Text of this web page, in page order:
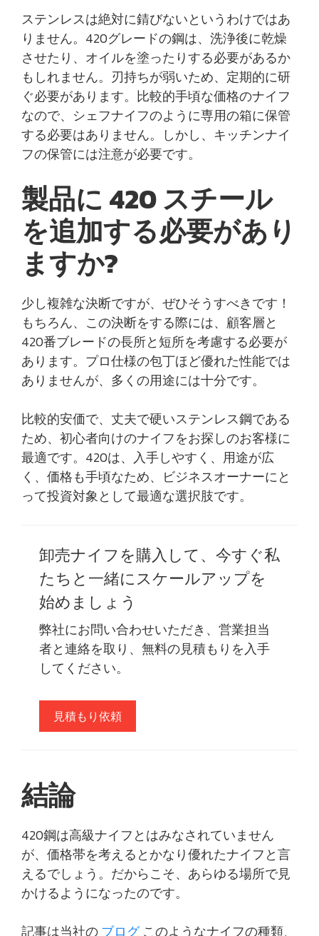
ステンレスは絶対に錆びないというわけではあ
りません。420グレードの鋼は、洗浄後に乾燥
させたり、オイルを塗ったりする必要があるか
もしれません。刃持ちが弱いため、定期的に研
ぐ必要があります。比較的手頃な価格のナイフ
なので、シェフナイフのように専用の箱に保管
する必要はありません。しかし、キッチンナイ
フの保管には注意が必要です。
製品に 420 スチール
を追加する必要があり
ますか?
少し複雑な決断ですが、ぜひそうすべきです！
もちろん、この決断をする際には、顧客層と
420番ブレードの長所と短所を考慮する必要が
あります。プロ仕様の包丁ほど優れた性能では
ありませんが、多くの用途には十分です。
比較的安価で、丈夫で硬いステンレス鋼である
ため、初心者向けのナイフをお探しのお客様に
最適です。420は、入手しやすく、用途が広
く、価格も手頃なため、ビジネスオーナーにと
って投資対象として最適な選択肢です。
卸売ナイフを購入して、今すぐ私
たちと一緒にスケールアップを
始めましょう
弊社にお問い合わせいただき、営業担当
者と連絡を取り、無料の見積もりを入手
してください。
見積もり依頼
結論
420鋼は高級ナイフとはみなされていません
が、価格帯を考えるとかなり優れたナイフと言
えるでしょう。だからこそ、あらゆる場所で見
かけるようになったのです。
記事は当社のブログこのようなナイフの種類、